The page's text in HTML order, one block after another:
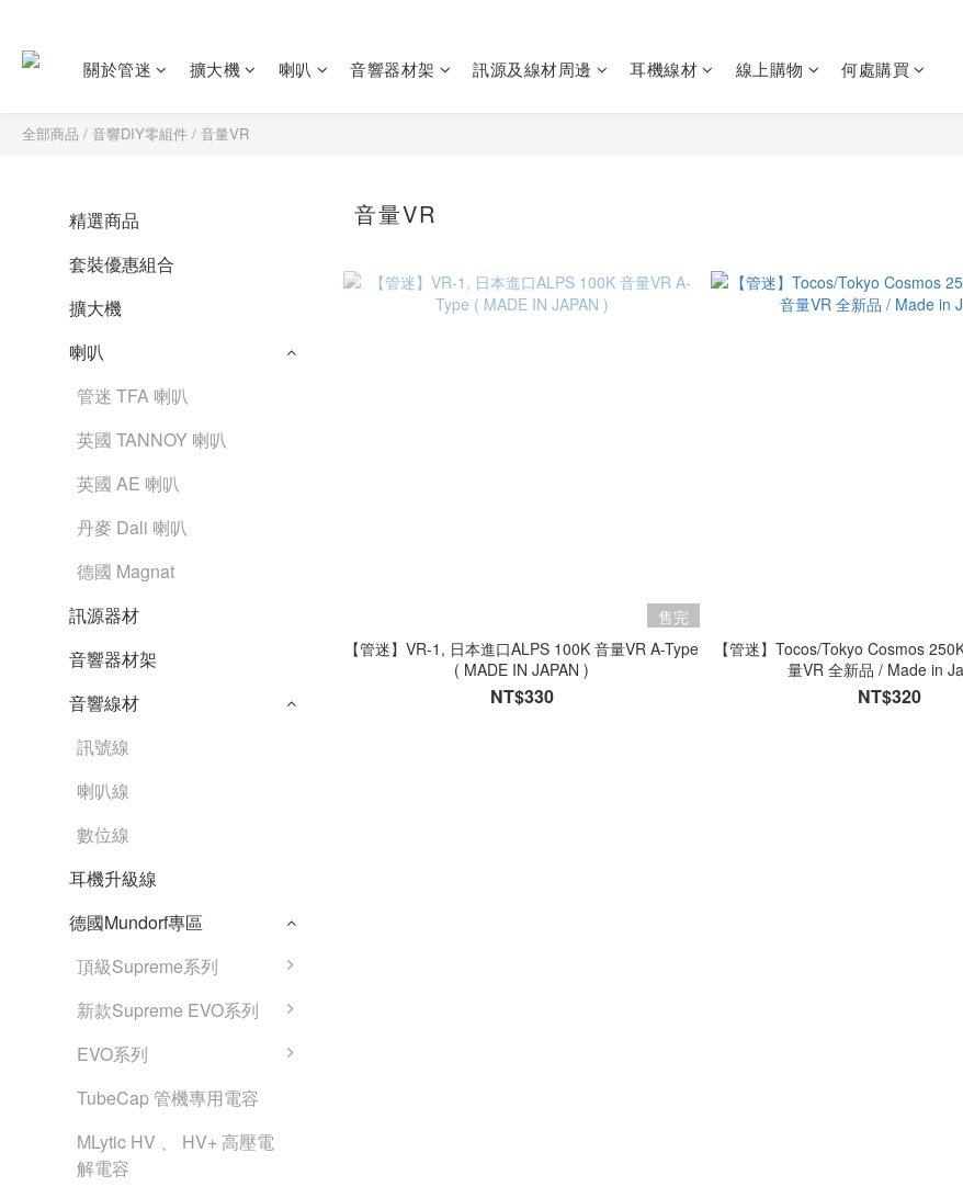
關於管迷 擴大機 喇叭 音響器材架 訊源及線材周邊 耳機線材 線上購物 何處購買
全部商品 / 音響DIY零組件 / 音量VR
精選商品
套裝優惠組合
擴大機
喇叭
管迷 TFA 喇叭
英國 TANNOY 喇叭
英國 AE 喇叭
丹麥 Dali 喇叭
德國 Magnat
訊源器材
音響器材架
音響線材
訊號線
喇叭線
數位線
耳機升級線
德國Mundorf專區
頂級Supreme系列
新款Supreme EVO系列
EVO系列
TubeCap 管機專用電容
MLytic HV 、 HV+ 高壓電
解電容
音量VR
售完
【管迷】VR-1, 日本進口ALPS 100K 音量VR A-Type
( MADE IN JAPAN )
NT$330
【管迷】Tocos/Tokyo Cosmos
量VR 全新品 / Made in
NT$320